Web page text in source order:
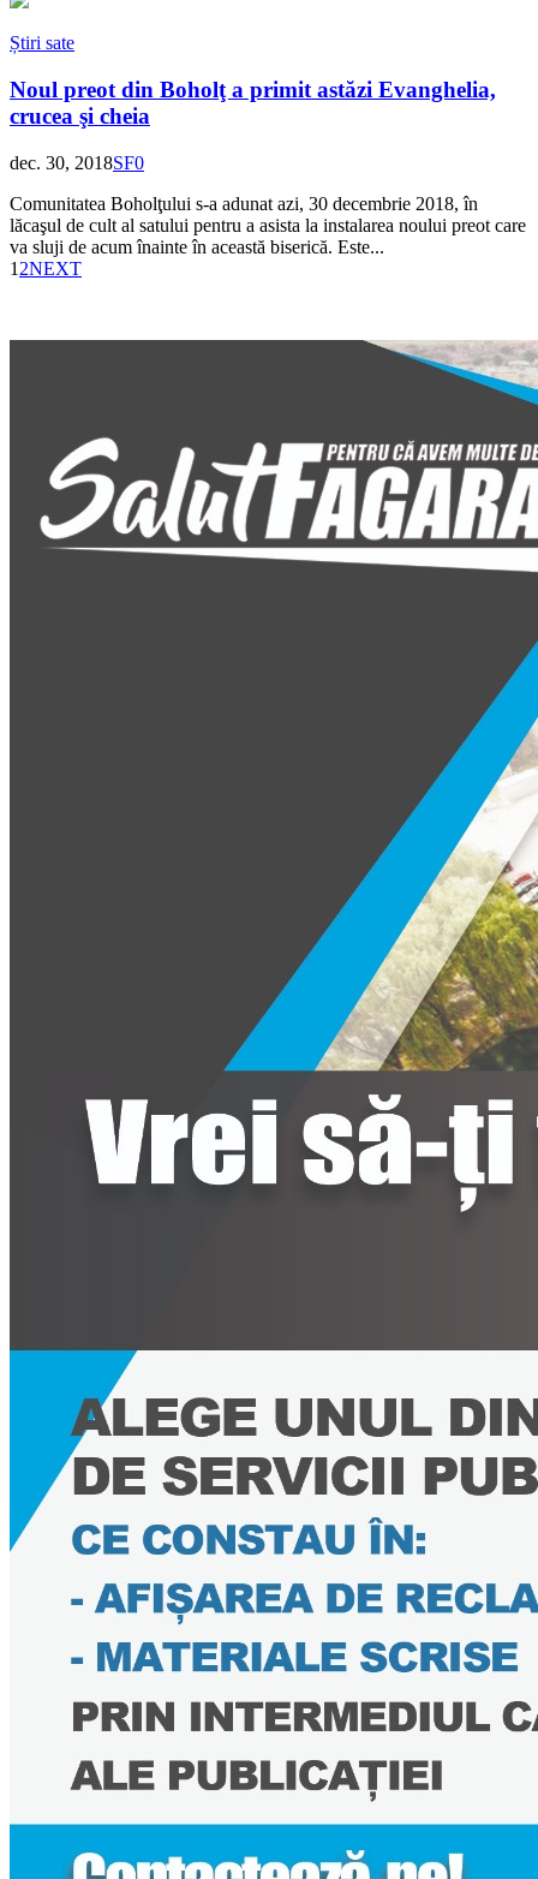
Știri sate
Noul preot din Boholţ a primit astăzi Evanghelia,
crucea şi cheia
dec. 30, 2018SF0
Comunitatea Boholţului s-a adunat azi, 30 decembrie 2018, în
lăcaşul de cult al satului pentru a asista la instalarea noului preot care
va sluji de acum înainte în această biserică. Este...
1 2NEXT